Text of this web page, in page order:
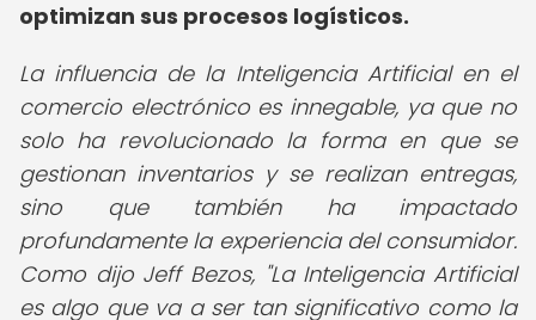
optimizan sus procesos logísticos.
La influencia de la Inteligencia Artificial en el
comercio electrónico es innegable, ya que no
solo ha revolucionado la forma en que se
gestionan inventarios y se realizan entregas,
sino que también ha impactado
profundamente la experiencia del consumidor.
Como dijo Jeff Bezos, "La Inteligencia Artificial
es algo que va a ser tan significativo como la